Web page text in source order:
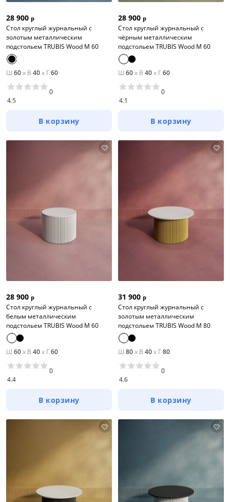
28 900 р
Стол круглый журнальный с
золотым металлическим
подстольем TRUBIS Wood M 60
Ш 60x В 40x Г60
4.5
0
В корзину
28 900 р
Стол круглый журнальный с
чёрным металлическим
подстольем TRUBIS Wood M 60
Ш 60x В 40x Г60
4.1
0
В корзину
28 900 р
Стол круглый журнальный с
белым металлическим
подстольем TRUBIS Wood M 60
Ш 60x В 40x Г60
4.4
0
В корзину
31 900 р
Стол круглый журнальный с
золотым металлическим
подстольем TRUBIS Wood M 80
Ш 80x В 40x Г80
4.6
0
В корзину